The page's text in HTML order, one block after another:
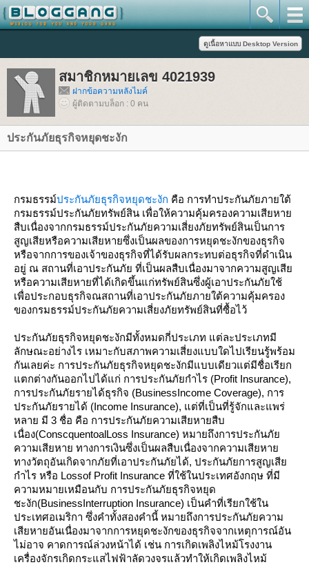
สมาชิกหมายเลข 4021939
ฝากข้อความหลังไมค์
ผู้ติดตามบล็อก : 0 คน
ประกันภัยธุรกิจหยุดชะงัก
กรมธรรม์ประกันภัยธุรกิจหยุดชะงัก คือ การทำประกันภัยภายใต้
กรมธรรม์ประกันภัยทรัพย์สิน เพื่อห้ความคุ้มครองความเสียหา
สืบเนื่องจากกรมธรรม์ประกันภัยความเสี่ยงภัยทรัพย์สินเป็นการ
สูญเสียหรือความเสียหายซึ่งเป็นผลของการหยุดชะงักของธุรกิจ
หรือจากการของเจ้าของธุรกิจที่ได้รับผลกระทบต่อธุรกิจที่ดำเนิน
อยู่ ณ สถานที่เอาประกันภัย ที่เป็นผลสืบเนื่องมาจากความสูญเสี
หรือความเสียหายที่ได้เกิดขึ้นแก่ทรัพย์สินซึ่งผู้เอาประกันภัยใช้
เพื่อประกอบธุรกิจณสถานที่เอาประกันภัยภายใต้ความคุ้มครอง
ของกรมธรรม์ประกันภัยความเสี่ยงภัยทรัพย์สินที่ซื้อไว้
ประกันภัยธุรกิจหยุดชะงักมีทั้งหมดกี่ประเภท แต่ละประเภทมี
ลักษณะอย่างไร เหมาะกับสภาพความเสี่ยงแบบใดไปเรียนรู้พร้อม
กันเลยค่ะ การประกันภัยธุรกิจหยุดชะงักมีแบบเดียวแต่มีชื่อเรียก
ตกต่างกันออกไปได้แก่ การประกันภัยกำไร (Profit Insurance),
การประกันภัยรายได้ธุรกิจ (BusinessIncome Coverage), การ
ประกันภัยรายได้ (Income Insurance),
ต่ที่เป็นที่รู้จักและแพร่
หลาย มี 3 ชื่อ คือ การประกันภัยความเสียหายสืบ
เนื่อง(ConscquentoalLoss Insurance) หมายถึงการประกันภั
ความเสียหาย ทางการเงินซึ่งเป็นผลสืบเนื่องจากความเสียหา
ทางวัตถุอันเกิดจากภัยที่เอาประกันภัยได้, ประกันภัยการสูญเสี
กำไร หรือ Lossof Profit Insurance ที่ใช้ในประเทศอังกฤษ ที่มี
ความหมายเหมือนกับ การประกันภัยธุรกิจหยุด
ชะงัก(BusinessInterruption Insurance) เป็นคำที่เรียกใช้ใน
ประเทศอเมริกา ซึ่งคำทั้งสองคำนี้ หมายถึงการประกันภัยความ
เสียหายอันเนื่องมาจากการหยุดชะงักของธุรกิจจากเหตุการณ์อัน
ไม่อาจ คาดการณ์ล่วงหน้าได้ เช่น การเกิดเพลิงไหม้โรงงาน
เครื่องจักรเกิดกระแสไฟฟ้าลัดวงจรแล้วทำให้เกิดเพลิงไหม้